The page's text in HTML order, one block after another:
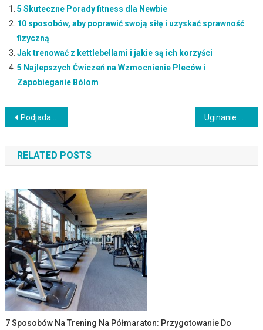
5 Skuteczne Porady fitness dla Newbie
10 sposobów, aby poprawić swoją siłę i uzyskać sprawność
fizyczną
Jak trenować z kettlebellami i jakie są ich korzyści
5 Najlepszych Ćwiczeń na Wzmocnienie Pleców i
Zapobieganie Bólom
Nawigacja
wpisu
Podjadanie – jak objawy, przyczyny i skutki wpływają na zdrowie? Uginanie młotkowe bicepsów – klucz do efektywnego treningu
RELATED POSTS
7 Sposobów Na Trening Na Półmaraton: Przygotowanie Do